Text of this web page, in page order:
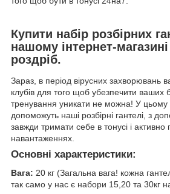
Купити набір розбірних
нашому інтернет-
роздріб.
Зараз, в період вірусних захворювань
клубів для того щоб убезпечити ваших
тренування уникати не можна! У цьому
допоможуть наші розбірні гантелі, з
завжди тримати себе в тонусі і активно
навантаженнях.
Основні характеристики:
Вага: 20 кг (Загальна вага! кожна
так само у нас є набори 15,20 та 30кг